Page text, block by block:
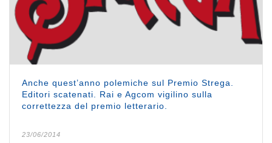
Anche quest’anno polemiche sul Premio Strega.
Editori scatenati. Rai e Agcom vigilino sulla
correttezza del premio letterario.
23/06/2014